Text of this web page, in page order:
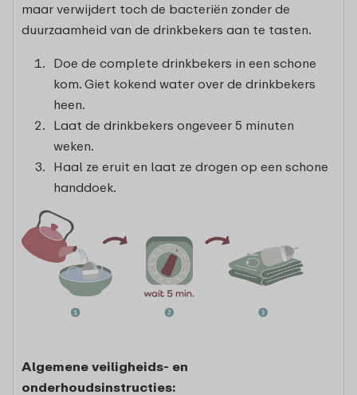
maar verwijdert toch de bacteriën zonder de
duurzaamheid van de drinkbekers aan te tasten.
Doe de complete drinkbekers in een schone
kom. Giet kokend water over de drinkbekers
heen.
Laat de drinkbekers ongeveer 5 minuten
weken.
Haal ze eruit en laat ze drogen op een schone
handdoek.
Algemene veiligheids- en
onderhoudsinstructies: